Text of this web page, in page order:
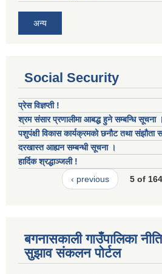
अन्य
Social Security
प्रेस विज्ञप्ती !
श्रम संसार प्रणालीमा आबद्ध हुने सम्बन्धि सूचना ।
पशुपंक्षी विकास कार्यक्रमको छनौट तथा संझौता
दरखास्त आह्यन सम्बन्धी सूचना ।
हार्दिक श्रद्धाञ्जली !
‹ previous
5 of 164
बगनासकाली गाउँपालिका
सुझाव संकलन पोर्टल